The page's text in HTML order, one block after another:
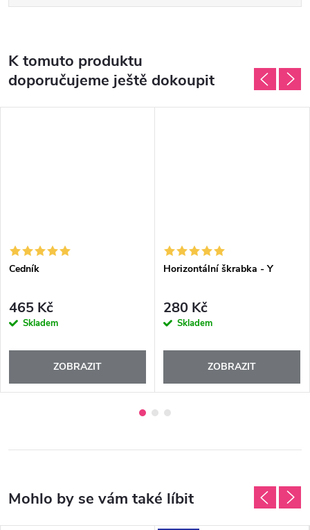
K tomuto produktu
doporučujeme ještě dokoupit
Cedník
465 Kč
Skladem
ZOBRAZIT
Horizontální škrabka - Y
280 Kč
Skladem
ZOBRAZIT